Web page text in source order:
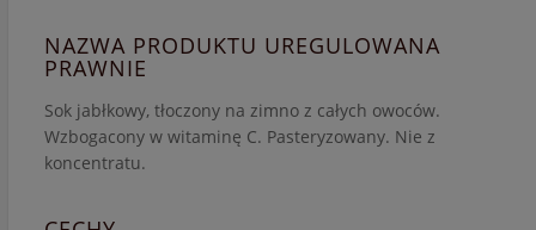
NAZWA PRODUKTU UREGULOWANA
PRAWNIE
Sok jabłkowy, tłoczony na zimno z całych owoców.
Wzbogacony w witaminę C. Pasteryzowany. Nie z
koncentratu.